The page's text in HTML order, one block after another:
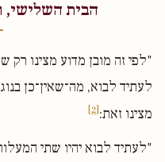
הבית השלישי,
"לפי זה מובן מדוע מצינו
לעתיד לבוא, מה־שאין־כן
מצינו זאת:[2]
"לעתיד לבוא יהיו שתי